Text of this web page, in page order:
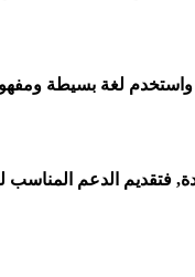
لغة بسيطة
فتقديم الدعم